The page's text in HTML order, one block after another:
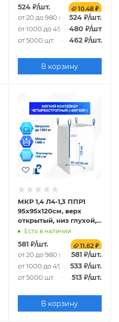
524₽/шт. 10.48 ₽
от 20 до 980 шт. 524 ₽/шт.
от 1000 до 4980 шт.
480 ₽/шт.
от 5000 шт. 462₽/шт.
В корзину
МКР 1,4 Л4-1,3 ППР1
95х95х120см, верх
открытый, низ глухой,
160г/м2
Есть в наличии
581₽/шт. 11.62 ₽
от 20 до 980 шт. 581 ₽/шт.
от 1000 до 4980 шт.
533 ₽/шт.
от 5000 шт. 513 ₽/шт.
В корзину